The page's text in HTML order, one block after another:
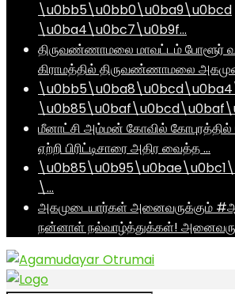
\u0bb5\u0bb0\u0ba9\u0bcd
\u0ba4\u0bc7\u0b9f…
திருவண்ணாமலை மாவட்டம் போளூர்
கிராமத்தில் திருவண்ணாமலை
மீனாட்சி அம்மன் கோவில்
ஏற்றி பிரிட்டிசாரை அதிர வைத்த …
\…
அகமுடையார்கள் அனைவருக்கும்
நன்னாள் நல்வாழ்த்துக்கள்!